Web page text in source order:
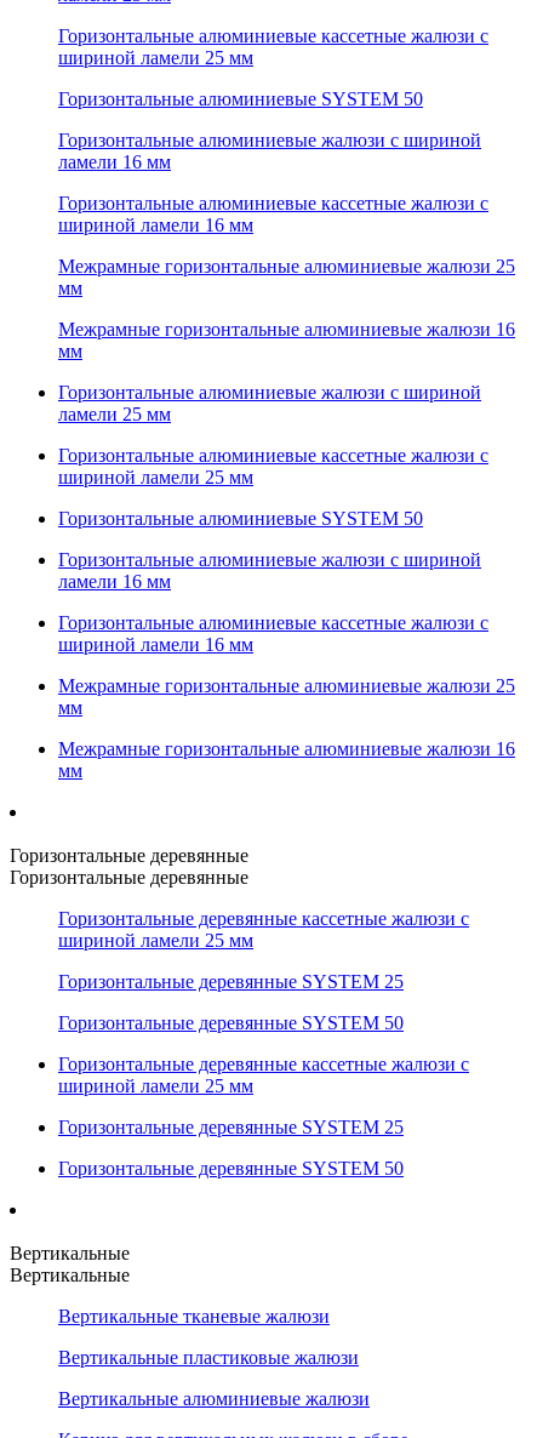
Горизонтальные алюминиевые кассетные жалюзи с
шириной ламели 25 мм
Горизонтальные алюминиевые SYSTEM 50
Горизонтальные алюминиевые жалюзи с шириной
ламели 16 мм
Горизонтальные алюминиевые кассетные жалюзи с
шириной ламели 16 мм
Межрамные горизонтальные алюминиевые жалюзи 25
мм
Межрамные горизонтальные алюминиевые жалюзи 16
мм
Горизонтальные алюминиевые жалюзи с шириной
ламели 25 мм
Горизонтальные алюминиевые кассетные жалюзи с
шириной ламели 25 мм
Горизонтальные алюминиевые SYSTEM 50
Горизонтальные алюминиевые жалюзи с шириной
ламели 16 мм
Горизонтальные алюминиевые кассетные жалюзи с
шириной ламели 16 мм
Межрамные горизонтальные алюминиевые жалюзи 25
мм
Межрамные горизонтальные алюминиевые жалюзи 16
мм
Горизонтальные деревянные
Горизонтальные деревянные
Горизонтальные деревянные кассетные жалюзи с
шириной ламели 25 мм
Горизонтальные деревянные SYSTEM 25
Горизонтальные деревянные SYSTEM 50
Горизонтальные деревянные кассетные жалюзи с
шириной ламели 25 мм
Горизонтальные деревянные SYSTEM 25
Горизонтальные деревянные SYSTEM 50
Вертикальные
Вертикальные
Вертикальные тканевые жалюзи
Вертикальные пластиковые жалюзи
Вертикальные алюминиевые жалюзи